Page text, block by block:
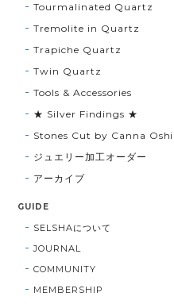
Tourmalinated Quartz
Tremolite in Quartz
Trapiche Quartz
Twin Quartz
Tools & Accessories
★ Silver Findings ★
Stones Cut by Canna
ジュエリー加工オーダー
アーカイブ
GUIDE
SELSHAについて
JOURNAL
COMMUNITY
MEMBERSHIP